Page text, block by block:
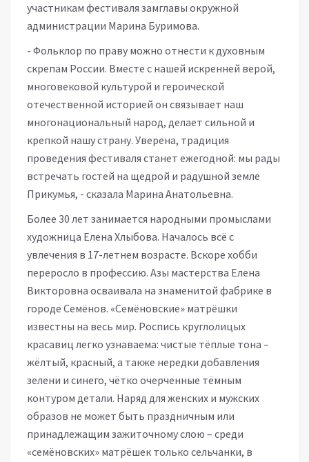
участникам фестиваля замглавы окружной
администрации Марина Буримова.
- Фольклор по праву можно отнести к духовным
скрепам России. Вместе с нашей искренней верой,
многовековой культурой и героической
отечественной историей он связывает наш
многонациональный народ, делает сильной и
крепкой нашу страну. Уверена, традиция
проведения фестиваля станет ежегодной: мы рады
встречать гостей на щедрой и радушной земле
Прикумья, - сказала Марина Анатольевна.
Более 30 лет занимается народными промыслами
художница Елена Хлыбова. Началось всё с
увлечения в 17-летнем возрасте. Вскоре хобби
переросло в профессию. Азы мастерства Елена
Викторовна осваивала на знаменитой фабрике в
городе Семёнов. «Семёновские» матрёшки
известны на весь мир. Роспись круглолицых
красавиц легко узнаваема: чистые тёплые тона –
жёлтый, красный, а также нередки добавления
зелени и синего, чётко очерченные тёмным
контуром детали. Наряд для женских и мужских
образов не может быть праздничным или
принадлежащим зажиточному слою – среди
«семёновских» матрёшек только сельчанки, в